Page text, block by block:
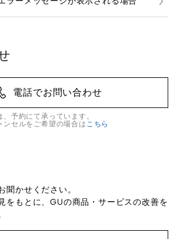
電話でお問い合わせ
予約にて承っています。
ンセルをご希望の場合は こちら
聞かせください。
をもとに、GUの商品・サービスの改善を